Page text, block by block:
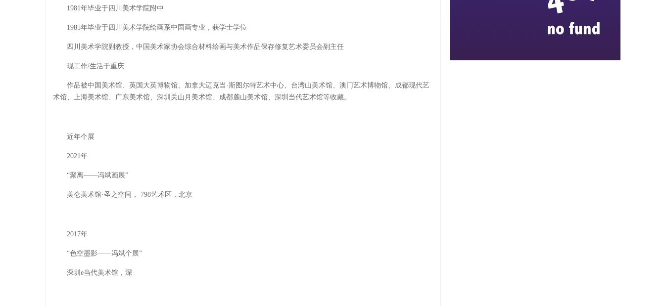
1981年毕业于四川美术学院附中
1985年毕业于四川美术学院绘画系中国画专业，获学士学位
四川美术学院副教授，中国美术家协会综合材料绘画与美术作品保存修复艺术委员会副主任
现工作/生活于重庆
作品被中国美术馆、英国大英博物馆、加拿大迈克当·斯图尔特艺术中心、台湾山美术馆、澳门艺术博物馆、成都现代艺
术馆、上海美术馆、广东美术馆、深圳关山月美术馆、成都麓山美术馆、深圳当代艺术馆等收藏。
近年个展
2021年
“聚离——冯斌画展”
美仑美术馆·圣之空间， 798艺术区，北京
2017年
“色空墨影——冯斌个展”
深圳e当代美术馆，深